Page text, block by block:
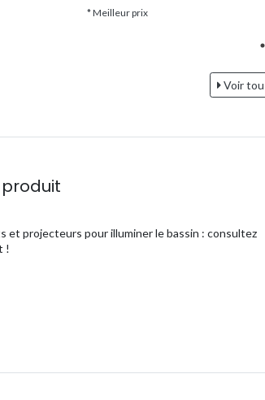
* Meilleur prix
Voir
et projecteurs pour illuminer le bassin : consultez
!